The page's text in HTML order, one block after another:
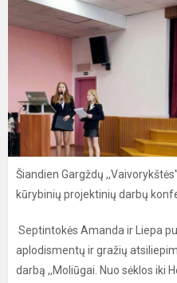
Šiandien Gargždų
kūrybinių projektinių darbų
Septintokės Amanda ir Liepa
aplodismentų ir gražių
darbą ,,Moliūgai. Nuo sėklos iki